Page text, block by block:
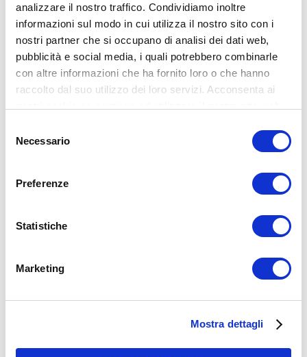
analizzare il nostro traffico. Condividiamo inoltre
informazioni sul modo in cui utilizza il nostro sito con i
nostri partner che si occupano di analisi dei dati web,
pubblicità e social media, i quali potrebbero combinarle
con altre informazioni che ha fornito loro o che hanno
raccolto dal suo utilizzo dei loro servizi. Acconsenta ai
delNecessario
Preferenze
Statistiche
Marketing
Mostra dettagli
How We Manage Large Construction Projects
Future proofing a modern home
Commenti recenti
Categorie